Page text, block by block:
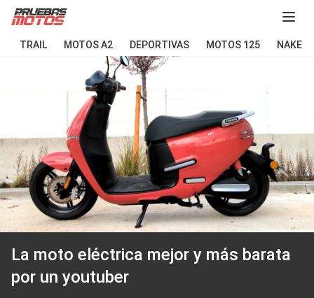
Abir
TRAIL MOTOS A2 DEPORTIVAS MOTOS 125 NAKED
La moto eléctrica mejor y más barata
por un youtuber